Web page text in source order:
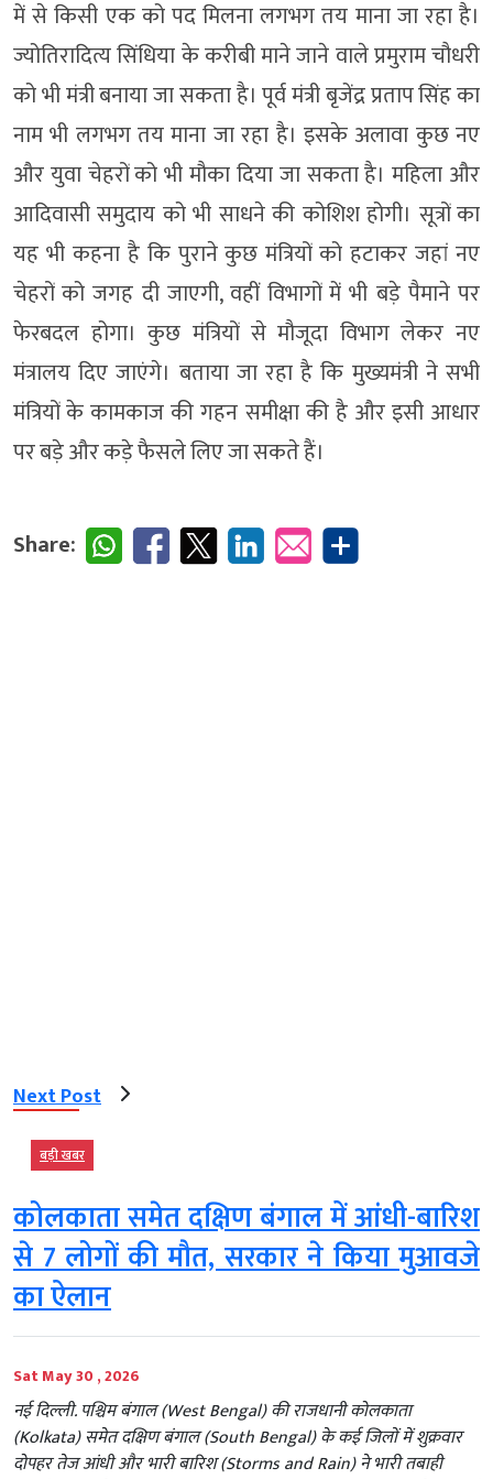
में से किसी एक को पद मिलना लगभग तय माना जा रहा है।
ज्योतिरादित्य सिंधिया के करीबी माने जाने वाले प्रमुराम चौधरी
को भी मंत्री बनाया जा सकता है। पूर्व मंत्री बृजेंद्र प्रताप सिंह का
नाम भी लगभग तय माना जा रहा है। इसके अलावा कुछ नए
और युवा चेहरों को भी मौका दिया जा सकता है। महिला और
आदिवासी समुदाय को भी साधने की कोशिश होगी। सूत्रों का
यह भी कहना है कि पुराने कुछ मंत्रियों को हटाकर जहां नए
चेहरों को जगह दी जाएगी, वहीं विभागों में भी बड़े पैमाने पर
फेरबदल होगा। कुछ मंत्रियों से मौजूदा विभाग लेकर नए
मंत्रालय दिए जाएंगे। बताया जा रहा है कि मुख्यमंत्री ने सभी
मंत्रियों के कामकाज की गहन समीक्षा की है और इसी आधार
पर बड़े और कड़े फैसले लिए जा सकते हैं।
Share:
Next Post
बड़ी खबर
कोलकाता समेत दक्षिण बंगाल में आंधी-बारिश
से 7 लोगों की मौत, सरकार ने किया मुआवजे
का ऐलान
Sat May 30 , 2026
नई दिल्ली. पश्चिम बंगाल (West Bengal) की राजधानी कोलकाता
(Kolkata) समेत दक्षिण बंगाल (South Bengal) के कई जिलों में शुक्रवार
दोपहर तेज आंधी और भारी बारिश (Storms and Rain) ने भारी तबाही